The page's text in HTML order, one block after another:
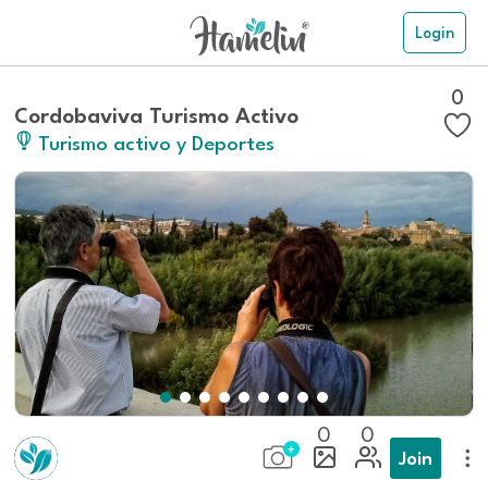
Login
Cordobaviva Turismo Activo
Turismo activo y Deportes
0
0 0
Join